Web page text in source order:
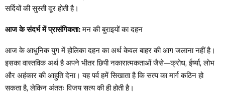
सर्दियों की सुस्ती दूर होती है।
आज के संदर्भ में प्रासंगिकता:मन की बुराइयों का दहन
आज के आधुनिक युग में होलिका दहन का अर्थ केवल बाहर की आग जलाना नहीं है।
इसका वास्तविक अर्थ है अपने भीतर छिपी नकारात्मकताओं जैसे—क्रोध, ईर्ष्या, लोभ
और अहंकार की आहुति देना। यह पर्व हमें सिखाता है कि सत्य का मार्ग कठिन हो
सकता है, लेकिन अंततः विजय सत्य की ही होती है।